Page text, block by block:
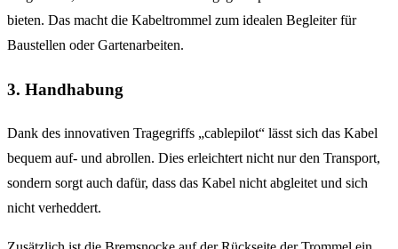
bieten. Das macht die Kabeltrommel zum idealen Begleiter für
Baustellen oder Gartenarbeiten.
3. Handhabung
Dank des innovativen Tragegriffs „cablepilot“ lässt sich das Kabel
bequem auf- und abrollen. Dies erleichtert nicht nur den Transport,
sondern sorgt auch dafür, dass das Kabel nicht abgleitet und sich
nicht verheddert.